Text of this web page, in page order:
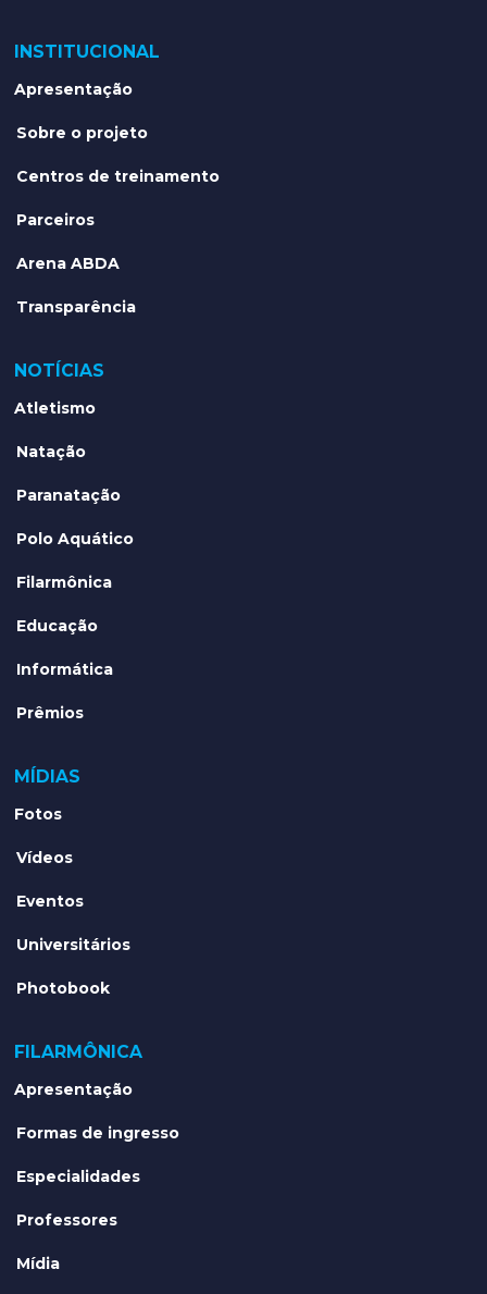
INSTITUCIONAL
Apresentação
Sobre o projeto
Centros de treinamento
Parceiros
Arena ABDA
Transparência
NOTÍCIAS
Atletismo
Natação
Paranatação
Polo Aquático
Filarmônica
Educação
Informática
Prêmios
MÍDIAS
Fotos
Vídeos
Eventos
Universitários
Photobook
FILARMÔNICA
Apresentação
Formas de ingresso
Especialidades
Professores
Mídia